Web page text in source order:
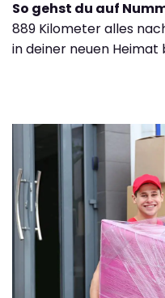
So gehst du auf
889 Kilometer alles
in deiner neuen Heimat